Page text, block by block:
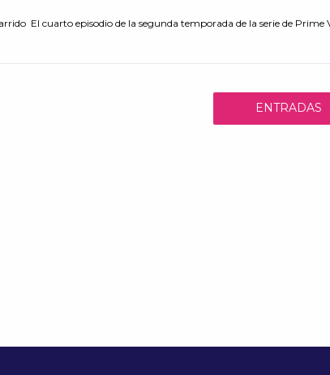
El cuarto episodio de la segunda temporada de la serie de Prime
ENTRADAS